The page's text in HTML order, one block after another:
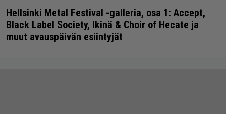
Hellsinki Metal Festival -galleria, osa 1: Accept,
Black Label Society, Ikinä & Choir of Hecate ja
muut avauspäivän esiintyjät